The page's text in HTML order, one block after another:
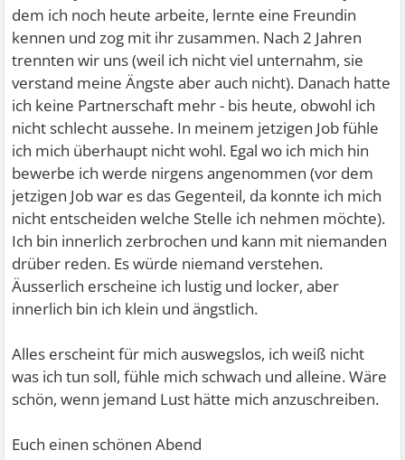
dem ich noch heute arbeite, lernte eine Freundin
kennen und zog mit ihr zusammen. Nach 2 Jahren
trennten wir uns (weil ich nicht viel unternahm, sie
verstand meine Ängste aber auch nicht). Danach hatte
ich keine Partnerschaft mehr - bis heute, obwohl ich
nicht schlecht aussehe. In meinem jetzigen Job fühle
ich mich überhaupt nicht wohl. Egal wo ich mich hin
bewerbe ich werde nirgens angenommen (vor dem
jetzigen Job war es das Gegenteil, da konnte ich mich
nicht entscheiden welche Stelle ich nehmen möchte).
Ich bin innerlich zerbrochen und kann mit niemanden
drüber reden. Es würde niemand verstehen.
Äusserlich erscheine ich lustig und locker, aber
innerlich bin ich klein und ängstlich.
Alles erscheint für mich auswegslos, ich weiß nicht
was ich tun soll, fühle mich schwach und alleine. Wäre
schön, wenn jemand Lust hätte mich anzuschreiben.
Euch einen schönen Abend